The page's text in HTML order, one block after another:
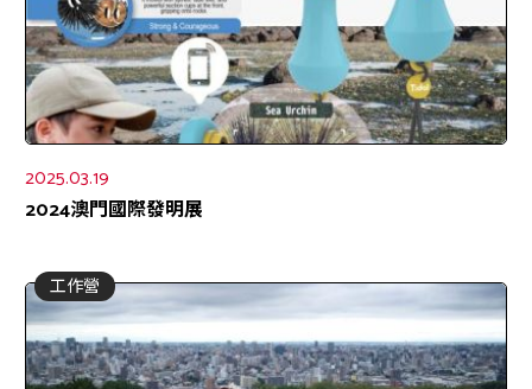
2025.03.19
2024澳門國際發明展
工作營